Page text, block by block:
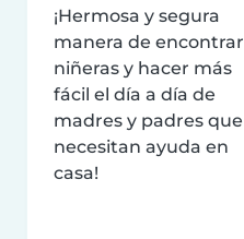
¡Hermosa y segura
manera de encontrar
niñeras y hacer más
fácil el día a día de
madres y padres que
necesitan ayuda en
casa!